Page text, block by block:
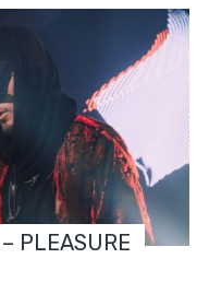
PLEASURE